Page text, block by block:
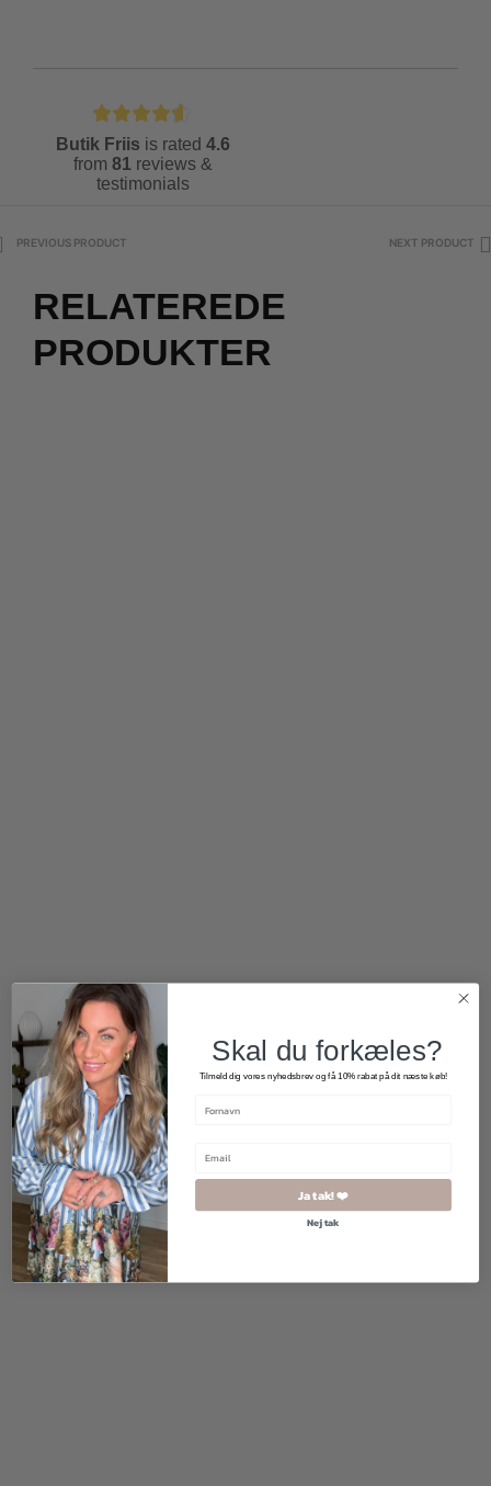
Butik Friis is rated 4.6
from 81 reviews &
testimonials
PREVIOUS PRODUCT NEXT PRODUCT
RELATEREDE
PRODUKTER
400,00kr.200,00
Skal du forkæles?
Tilmeld dig vores nyhedsbrev og få 10% rabat på dit næste køb!
Ja tak! ❤️
Nej tak